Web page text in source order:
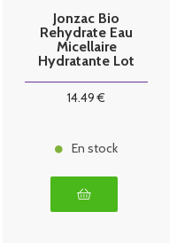
Jonzac Bio
Rehydrate Eau
Micellaire
Hydratante Lot
14.49 €
En stock